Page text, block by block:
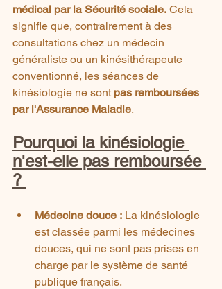
médical par la Sécurité sociale. Cela
signifie que, contrairement à des
consultations chez un médecin
généraliste ou un kinésithérapeute
conventionné, les séances de
kinésiologie ne sont pas remboursées
par l'Assurance Maladie.
Pourquoi la kinésiologie
n'est-elle pas remboursée
?
Médecine douce : La kinésiologie
est classée parmi les médecines
douces, qui ne sont pas prises en
charge par le système de santé
publique français.